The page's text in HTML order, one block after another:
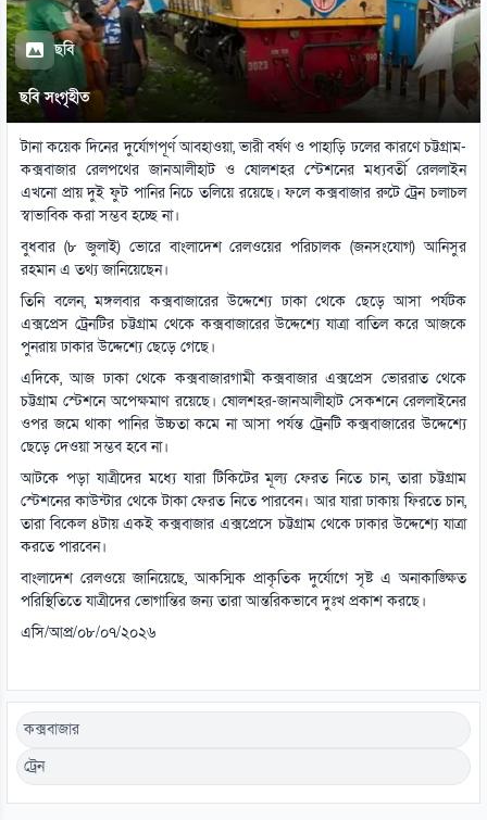
ছবি
ছবি সংগৃহীত
টানা কয়েক দিনের দুর্যোগপূর্ণ আবহাওয়া, ভারী বর্ষণ ও পাহাড়ি ঢলের কারণে চট্টগ্রাম-
কক্সবাজার রেলপথের জানআলীহাট ও ষোলশহর স্টেশনের মধ্যবর্তী রেললাইন
এখনো প্রায় দুই ফুট পানির নিচে তলিয়ে রয়েছে। ফলে কক্সবাজার রুটে ট্রেন চলাচল
স্বাভাবিক করা সম্ভব হচ্ছে না।
বুধবার (৮ জুলাই) ভোরে বাংলাদেশ রেলওয়ের পরিচালক (জনসংযোগ) আনিসুর
রহমান এ তথ্য জানিয়েছেন।
তিনি বলেন, মঙ্গলবার কক্সবাজারের উদ্দেশ্যে ঢাকা থেকে ছেড়ে আসা পর্যটক
এক্সপ্রেস ট্রেনটির চট্টগ্রাম থেকে কক্সবাজারের উদ্দেশ্যে যাত্রা বাতিল করে আজকে
পুনরায় ঢাকার উদ্দেশ্যে ছেড়ে গেছে।
এদিকে, আজ ঢাকা থেকে কক্সবাজারগামী কক্সবাজার এক্সপ্রেস ভোররাত থেকে
চট্টগ্রাম স্টেশনে অপেক্ষমাণ রয়েছে। ষোলশহর-জানআলীহাট সেকশনে রেললাইনের
ওপর জমে থাকা পানির উচ্চতা কমে না আসা পর্যন্ত ট্রেনটি কক্সবাজারের উদ্দেশ্যে
ছেড়ে দেওয়া সম্ভব হবে না।
আটকে পড়া যাত্রীদের মধ্যে যারা টিকিটের মূল্য ফেরত নিতে চান, তারা চট্টগ্রাম
স্টেশনের কাউন্টার থেকে টাকা ফেরত নিতে পারবেন। আর যারা ঢাকায় ফিরতে চান,
তারা বিকেল ৪টায় একই কক্সবাজার এক্সপ্রেসে চট্টগ্রাম থেকে ঢাকার উদ্দেশ্যে যাত্রা
করতে পারবেন।
বাংলাদেশ রেলওয়ে জানিয়েছে, আকস্মিক প্রাকৃতিক দুর্যোগে সৃষ্ট এ অনাকাঙ্ক্ষিত
পরিস্থিতিতে যাত্রীদের ভোগান্তির জন্য তারা আন্তরিকভাবে দুঃখ প্রকাশ করছে।
এসি/আপ্র/০৮/০৭/২০২৬
কক্সবাজার
ট্রেন